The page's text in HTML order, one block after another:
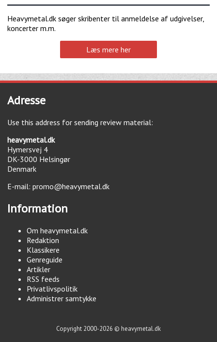
Heavymetal.dk søger skribenter til anmeldelse af udgivelser,
koncerter m.m.
Læs mere her
Adresse
Use this address for sending review material:
heavymetal.dk
Hymersvej 4
DK-3000 Helsingør
Denmark
E-mail: promo@heavymetal.dk
Information
Om heavymetal.dk
Redaktion
Klassikere
Genreguide
Artikler
RSS feeds
Privatlivspolitik
Administrer samtykke
Copyright 2000-2026 © heavymetal.dk